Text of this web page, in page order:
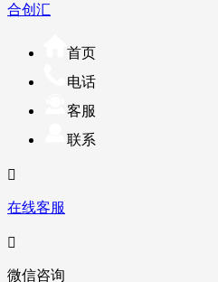
合创汇
首页
电话
客服
联系

在线客服

微信咨询